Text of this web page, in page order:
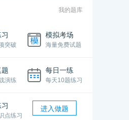
我的题库
突破
模拟考场
海量免费试题
演练
每日一练
每天10题练习
点练习
进入做题